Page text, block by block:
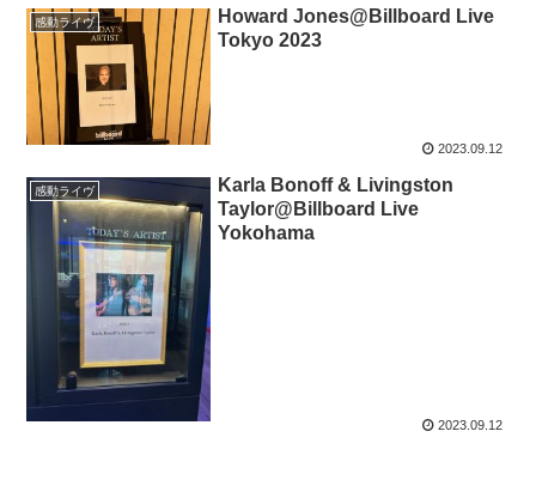
感動ライヴ
Howard Jones@Billboard Live
Tokyo 2023
2023.09.12
感動ライヴ
Karla Bonoff & Livingston
Taylor@Billboard Live
Yokohama
2023.09.12